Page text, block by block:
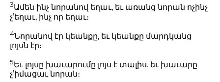
3Ամեն ինչ նորանով եղաւ, եւ առանց նորան ոչինչ
չ’եղաւ, ինչ որ եղաւ։
4Նորանով էր կեանքը, եւ կեանքը մարդկանց
լոյսն էր։
5Եւ լոյսը խաւարումը լոյս է տալիս. եւ խաւարը
չ’իմացաւ նորան։